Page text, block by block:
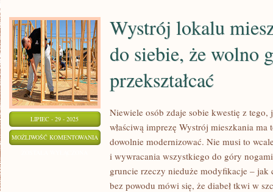
CZAS
LIPIEC - 29 - 2025
MOŻLIWOŚĆ KOMENTOWANIA
LOKALU
MIESZKALNEGO
Wystrój lokalu
do siebie, że wolno
przekształcać
Niewiele osób zdaje sobie kwestię z
właściwą imprezę Wystrój mieszkania
dowolnie modernizować. Nie musi to
i wywracania wszystkiego do góry
gruncie rzeczy nieduże modyfikacje –
bez powodu mówi się, że diabeł tkwi w